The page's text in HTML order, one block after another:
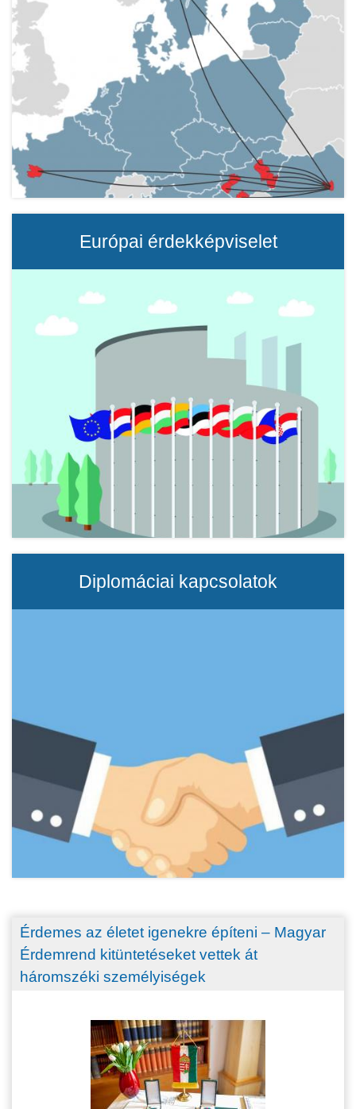
Európai érdekképviselet
Diplomáciai kapcsolatok
Érdemes az életet igenekre építeni – Magyar
Érdemrend kitüntetéseket vettek át
háromszéki személyiségek